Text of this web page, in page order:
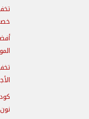
نون